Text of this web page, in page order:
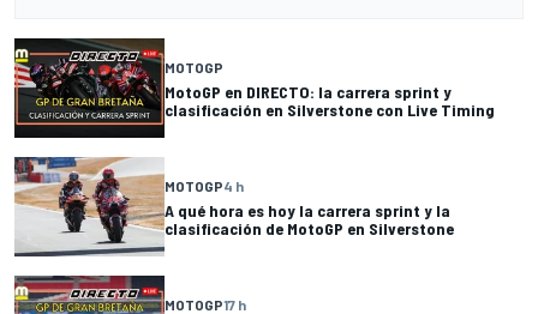
MOTOGP
MotoGP en DIRECTO: la carrera sprint y
clasificación en Silverstone con Live Timing
MOTOGP4 h
A qué hora es hoy la carrera sprint y la
clasificación de MotoGP en Silverstone
MOTOGP17 h